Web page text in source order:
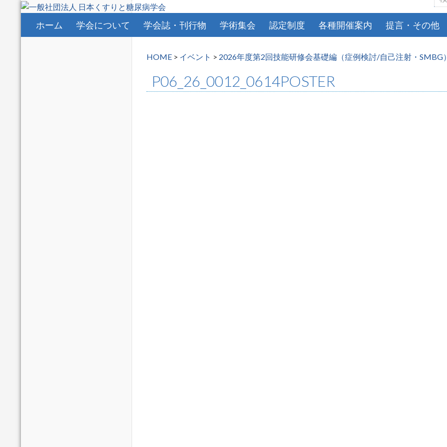
索:
コンテンツへスキップ
ホーム 学会について 学会誌・刊行物 学術集会 認定制度 各種開催案内 提言・その他
HOME > イベント > 2026年度第2回技能研修会基礎編（症例検討/自己注射・SMBG）
P06_26_0012_0614POSTER